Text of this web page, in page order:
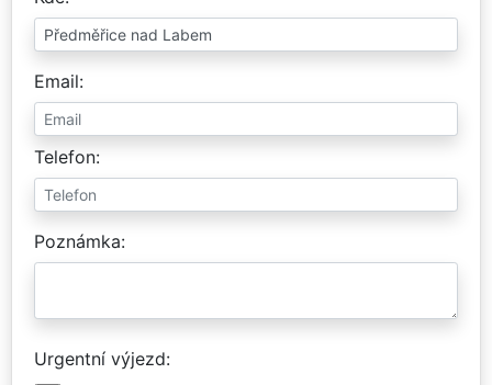
Email
Telefon
Poznámka
Urgentní výjezd